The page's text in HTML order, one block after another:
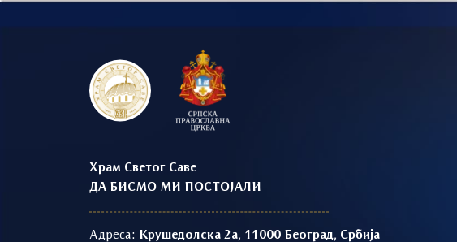
Храм Светог Саве
ДА БИСМО МИ ПОСТОЈАЛИ
Адреса: Крушедолска 2а, 11000 Београд, Србија